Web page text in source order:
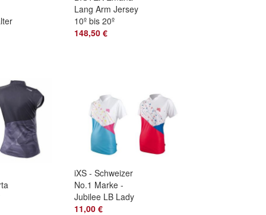
Lang Arm Jersey
10º bis 20º
148,50 €
iXS - Schweizer
No.1 Marke -
Jubilee LB Lady
Jersey - Super
11,00 €